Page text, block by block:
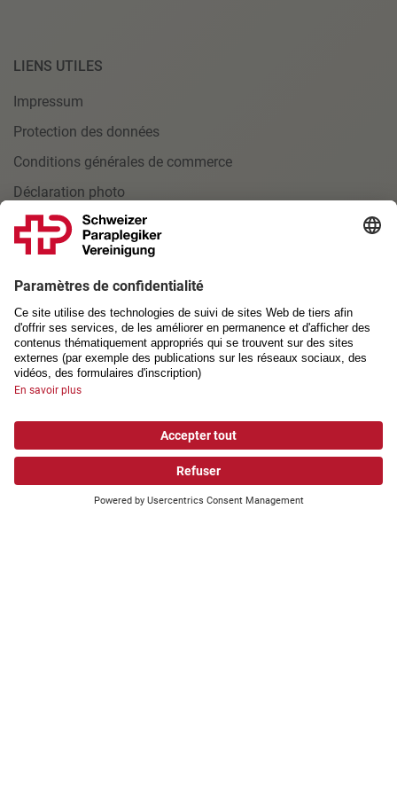
LIENS UTILES
Impressum
Protection des données
Conditions générales de commerce
Déclaration photo
INSCRIPTION
Inscription
PARTENAIRE